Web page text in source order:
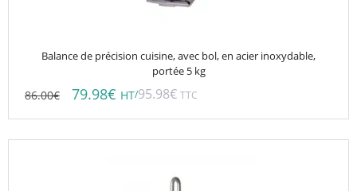
Balance de précision cuisine, avec bol, en acier inoxydable,
portée 5 kg
86.00€ 79.98€ HT/95.98€ TTC